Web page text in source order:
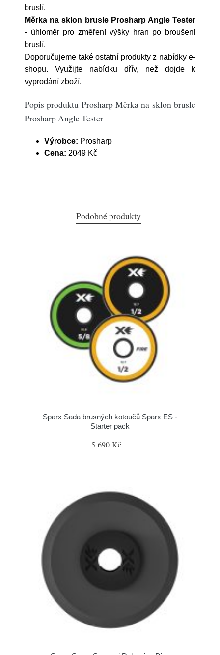
bruslí.
Měrka na sklon brusle Prosharp Angle Tester
- úhloměr pro změření výšky hran po broušení
bruslí.
Doporučujeme také ostatní produkty z nabídky e-
shopu. Využijte nabídku dřív, než dojde k
vyprodání zboží.
Popis produktu Prosharp Měrka na sklon brusle
Prosharp Angle Tester
Výrobce: Prosharp
Cena: 2049 Kč
Podobné produkty
Sparx Sada brusných kotoučů Sparx ES -
Starter pack
5 690 Kč